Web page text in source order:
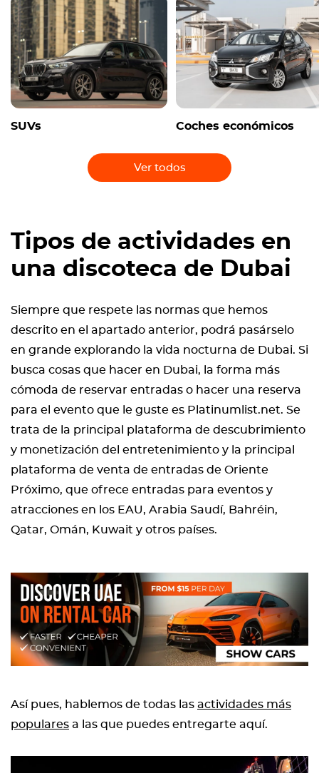
SUVs Coches económicos
Ver todos
Tipos de actividades en
una discoteca de Dubai
Siempre que respete las normas que hemos
descrito en el apartado anterior, podrá pasárselo
en grande explorando la vida nocturna de Dubai. Si
busca cosas que hacer en Dubai, la forma más
cómoda de reservar entradas o hacer una reserva
para el evento que le guste es Platinumlist.net. Se
trata de la principal plataforma de descubrimiento
y monetización del entretenimiento y la principal
plataforma de venta de entradas de Oriente
Próximo, que ofrece entradas para eventos y
atracciones en los EAU, Arabia Saudí, Bahréin,
Qatar, Omán, Kuwait y otros países.
Así pues, hablemos de todas las actividades más
populares a las que puedes entregarte aquí.